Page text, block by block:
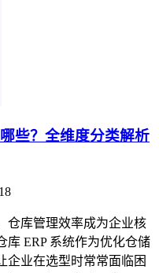
些？全维度分类解析
库管理效率成为企业核
库 ERP 系统作为优化仓储
企业在选型时常常面临困